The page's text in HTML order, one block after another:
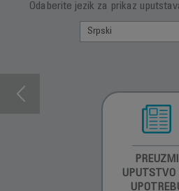
Odaberite jezik za prikaz
PREUZMI
UPUTSTVO